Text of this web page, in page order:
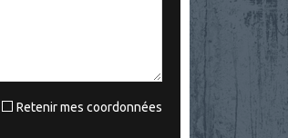
Retenir mes coordonnées